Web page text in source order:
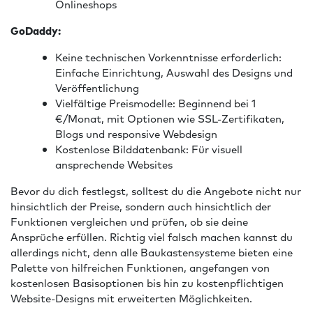
Onlineshops
GoDaddy:
Keine technischen Vorkenntnisse erforderlich:
Einfache Einrichtung, Auswahl des Designs und
Veröffentlichung
Vielfältige Preismodelle: Beginnend bei 1
€/Monat, mit Optionen wie SSL-Zertifikaten,
Blogs und responsive Webdesign
Kostenlose Bilddatenbank: Für visuell
ansprechende Websites
Bevor du dich festlegst, solltest du die Angebote nicht nur
hinsichtlich der Preise, sondern auch hinsichtlich der
Funktionen vergleichen und prüfen, ob sie deine
Ansprüche erfüllen. Richtig viel falsch machen kannst du
allerdings nicht, denn alle Baukastensysteme bieten eine
Palette von hilfreichen Funktionen, angefangen von
kostenlosen Basisoptionen bis hin zu kostenpflichtigen
Website-Designs mit erweiterten Möglichkeiten.